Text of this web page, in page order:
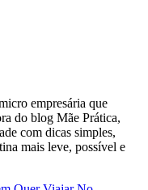
empresária que
do blog Mãe Prática,
com dicas simples,
mais leve, possível e